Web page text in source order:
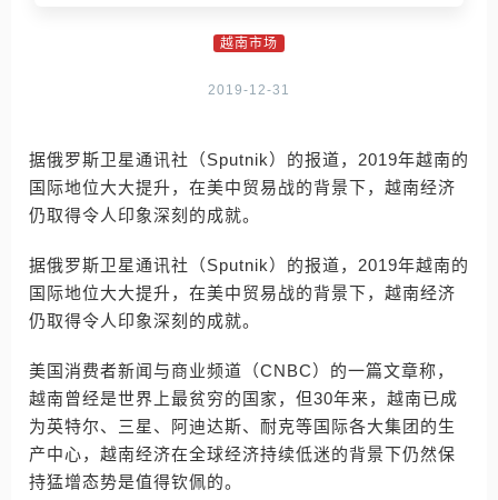
越南市场
2019-12-31
据俄罗斯卫星通讯社（Sputnik）的报道，2019年越南的
国际地位大大提升，在美中贸易战的背景下，越南经济
仍取得令人印象深刻的成就。
据俄罗斯卫星通讯社（Sputnik）的报道，2019年越南的
国际地位大大提升，在美中贸易战的背景下，越南经济
仍取得令人印象深刻的成就。
美国消费者新闻与商业频道（CNBC）的一篇文章称，
越南曾经是世界上最贫穷的国家，但30年来，越南已成
为英特尔、三星、阿迪达斯、耐克等国际各大集团的生
产中心，越南经济在全球经济持续低迷的背景下仍然保
持猛增态势是值得钦佩的。